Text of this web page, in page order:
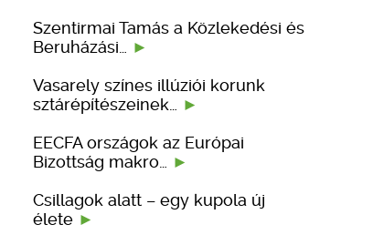
Szentirmai Tamás a Közlekedési és
Beruházási…
Vasarely színes illúziói korunk
sztárépítészeinek…
EECFA országok az Európai
Bizottság makro…
Csillagok alatt – egy kupola új
élete